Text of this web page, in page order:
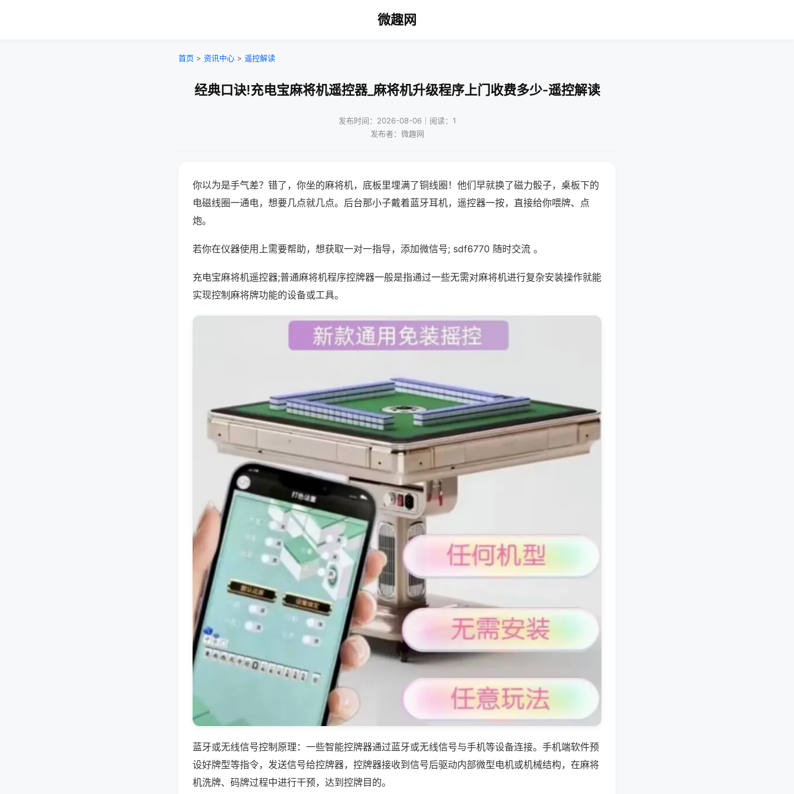
微趣网
首页 > 资讯中心 > 遥控解读
经典口诀!充电宝麻将机遥控器_麻将机升级程序上门收费多少-遥控解读
发布时间：2026-08-06｜阅读：1
发布者：微趣网
你以为是手气差？错了，你坐的麻将机，底板里埋满了铜线圈！他们早就换了磁力骰子，桌板下的
电磁线圈一通电，想要几点就几点。后台那小子戴着蓝牙耳机，遥控器一按，直接给你喂牌、点
炮。
若你在仪器使用上需要帮助，想获取一对一指导，添加微信号; sdf6770 随时交流 。
充电宝麻将机遥控器;普通麻将机程序控牌器一般是指通过一些无需对麻将机进行复杂安装操作就能
实现控制麻将牌功能的设备或工具。
蓝牙或无线信号控制原理：一些智能控牌器通过蓝牙或无线信号与手机等设备连接。手机端软件预
设好牌型等指令，发送信号给控牌器，控牌器接收到信号后驱动内部微型电机或机械结构，在麻将
机洗牌、码牌过程中进行干预，达到控牌目的。